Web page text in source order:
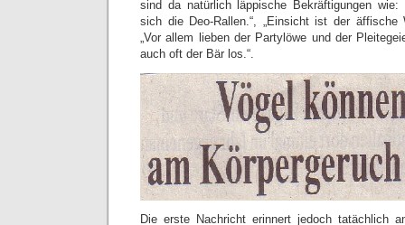
sind da natürlich läppische Bekräftigungen
sich die Deo-Rallen.“, „Einsicht ist der äffische
„Vor allem lieben der Partylöwe und der
auch oft der Bär los.“.
Die erste Nachricht erinnert jedoch tatächlich